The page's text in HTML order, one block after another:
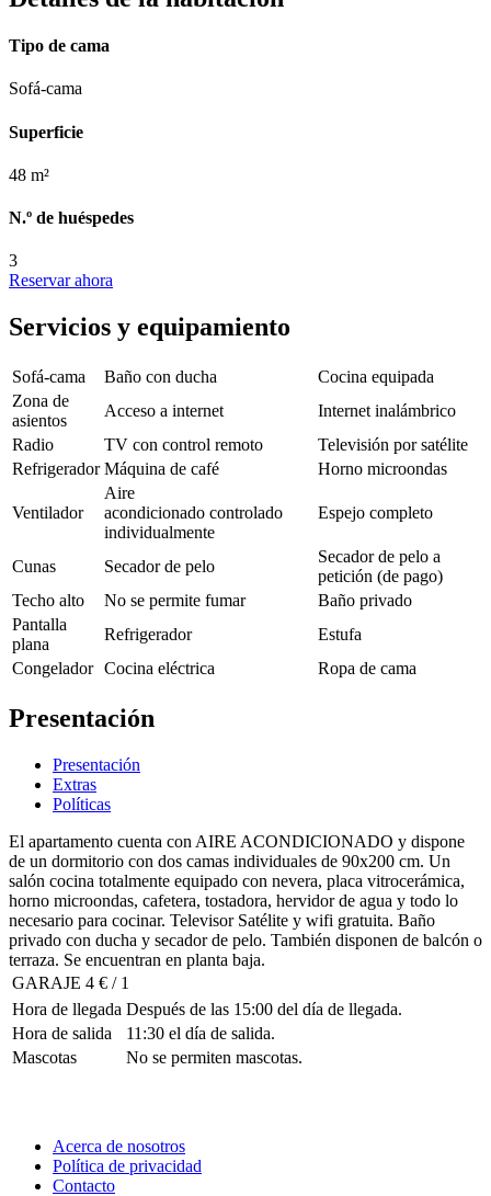
Tipo de cama
Sofá-cama
Superficie
48 m²
N.º de huéspedes
3
Reservar ahora
Servicios y equipamiento
Sofá-cama Baño con ducha
Cocina equipada
Zona de
asientos
Acceso a internet
Internet inalámbrico
Radio
TV con control remoto
Televisión por satélite
Refrigerador Máquina de café Horno microondas
Ventilador
Aire
acondicionado controlado
individualmente
Espejo completo
Cunas Secador de pelo
Secador de pelo a
petición (de pago)
Techo alto
No se permite fumar
Baño privado
Pantalla
plana
Refrigerador
Estufa
Congelador Cocina eléctrica Ropa de cama
Presentación
Presentación
Extras
Políticas
El apartamento cuenta con AIRE ACONDICIONADO y dispone
de un dormitorio con dos camas individuales de 90x200 cm. Un
salón cocina totalmente equipado con nevera, placa vitrocerámica,
horno microondas, cafetera, tostadora, hervidor de agua y todo lo
necesario para cocinar. Televisor Satélite y wifi gratuita. Baño
privado con ducha y secador de pelo. También disponen de balcón o
terraza. Se encuentran en planta baja.
GARAJE 4 € / 1
Hora de llegada Después de las 15:00 del día de llegada.
Hora de salida
11:30 el día de salida.
Mascotas
No se permiten mascotas.
Acerca de nosotros
Política de privacidad
Contacto